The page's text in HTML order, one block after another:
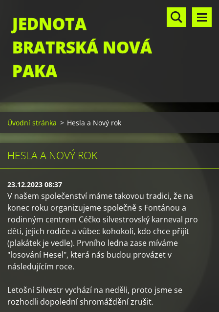
JEDNOTA
BRATRSKÁ NOVÁ
PAKA
Úvodní stránka > Hesla a Nový rok
HESLA A NOVÝ ROK
23.12.2023 08:37
V našem společenství máme takovou tradici, že na
konec roku organizujeme společně s Fontánou a
rodinným centrem Céčko silvestrovský karneval pro
děti, jejich rodiče a vůbec kohokoli, kdo chce přijít
(plakátek je vedle). Prvního ledna zase míváme
"losování Hesel", která nás budou provázet v
následujícím roce.
Letošní Silvestr vychází na neděli, proto jsme se
rozhodli dopolední shromáždění zrušit.